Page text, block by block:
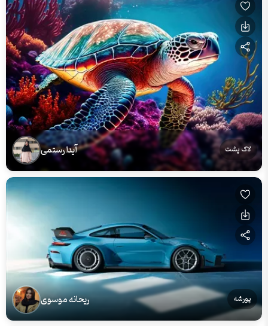
لاک پشت آیدا رستمی
پورشه ریحانه موسوی